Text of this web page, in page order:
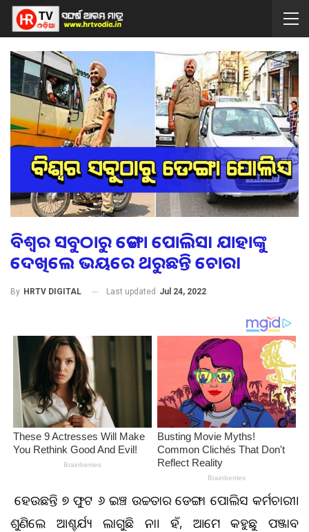
ବିଶ୍ୱର ସବୁଠାରୁ ଡେଙ୍ଗା ପୋଲିସ। ଯାହାଙ୍କୁ
ଦେଖିଲେ ଭୟରେ ଥରୁଛନ୍ତି ଚୋର।
By HRTV DIGITAL Last updated Jul 24, 2022
ଏ ହେଉଛନ୍ତି ୭ ଫୁଟ ୬ ଇଞ୍ଚ ଉଚ୍ଚତାର ଡେଙ୍ଗା ପୋଲିସ କର୍ମଚାରୀ।
ଶୁଣିଲେ ଆଶ୍ଚର୍ଯ୍ୟ ଲାଗୁଛି ନା। ହଁ, ଆମେ କହୁଛୁ ପଞ୍ଜାବ